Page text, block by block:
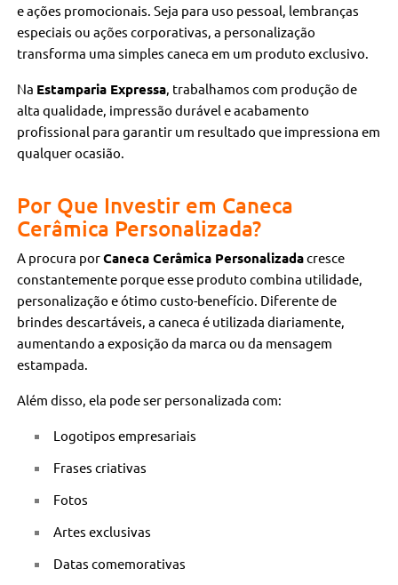
e ações promocionais. Seja para uso pessoal, lembranças
especiais ou ações corporativas, a personalização
transforma uma simples caneca em um produto exclusivo.
Na Estamparia Expressa, trabalhamos com produção de
alta qualidade, impressão durável e acabamento
profissional para garantir um resultado que impressiona em
qualquer ocasião.
Por Que Investir em Caneca
Cerâmica Personalizada?
A procura porCaneca Cerâmica Personalizadacresce
constantemente porque esse produto combina utilidade,
personalização e ótimo custo-benefício. Diferente de
brindes descartáveis, a caneca é utilizada diariamente,
aumentando a exposição da marca ou da mensagem
estampada.
Além disso, ela pode ser personalizada com:
Logotipos empresariais
Frases criativas
Fotos
Artes exclusivas
Datas comemorativas